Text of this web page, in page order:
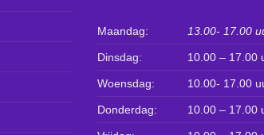
Maandag: 13.00- 17.00
Dinsdag: 10.00 – 17.00
Woensdag: 10.00- 17.00
Donderdag: 10.00 – 17.00